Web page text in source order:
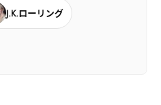
J.K.ローリング